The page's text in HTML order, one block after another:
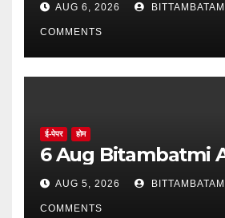
AUG 6, 2026
COMMENTS
ई-पेपर होम
6 Aug
AUG 5, 2026
COMMENTS